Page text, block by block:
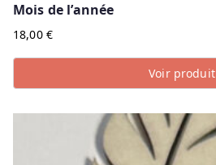
Mois de l’année
18,00 €
Voir produit